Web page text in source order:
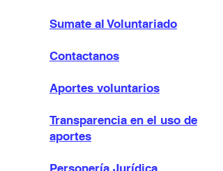
Sumate al Voluntariado
Contactanos
Aportes voluntarios
Transparencia en el uso de
aportes